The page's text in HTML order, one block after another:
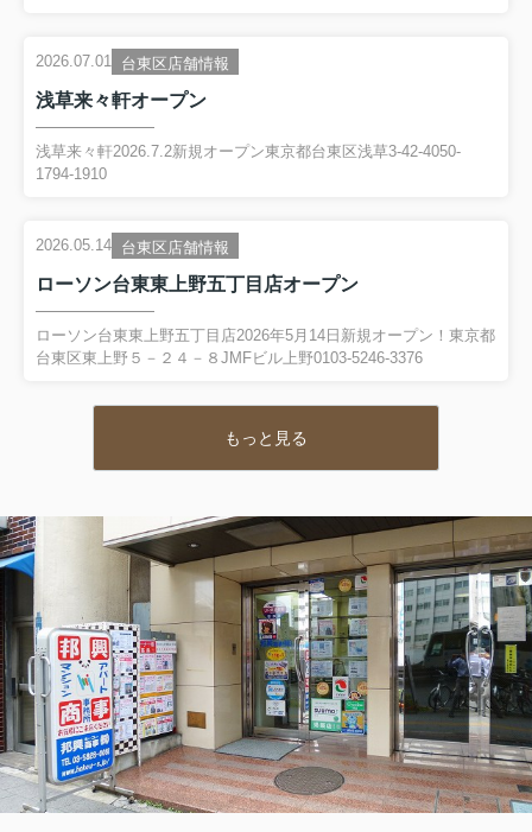
2026.07.01 台東区店舗情報
浅草来々軒オープン
浅草来々軒2026.7.2新規オープン東京都台東区浅草3-42-4050-
1794-1910
2026.05.14 台東区店舗情報
ローソン台東東上野五丁目店オープン
ローソン台東東上野五丁目店2026年5月14日新規オープン！東京都
台東区東上野５－２４－８JMFビル上野0103-5246-3376
もっと見る